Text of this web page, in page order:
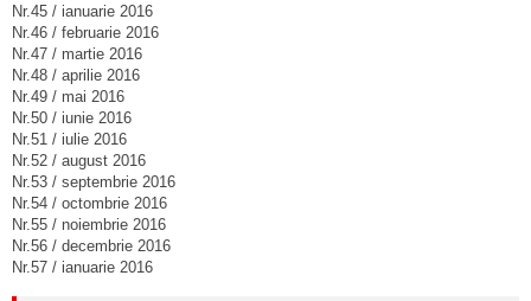
Nr.45 / ianuarie 2016
Nr.46 / februarie 2016
Nr.47 / martie 2016
Nr.48 / aprilie 2016
Nr.49 / mai 2016
Nr.50 / iunie 2016
Nr.51 / iulie 2016
Nr.52 / august 2016
Nr.53 / septembrie 2016
Nr.54 / octombrie 2016
Nr.55 / noiembrie 2016
Nr.56 / decembrie 2016
Nr.57 / ianuarie 2016